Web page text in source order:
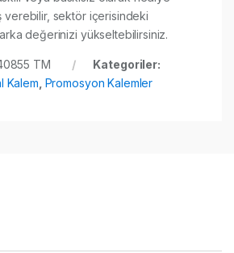
verebilir, sektör içerisindeki
değerinizi yükseltebilirsiniz.
TM
Kategoriler:
Kalem Promosyon Kalemler